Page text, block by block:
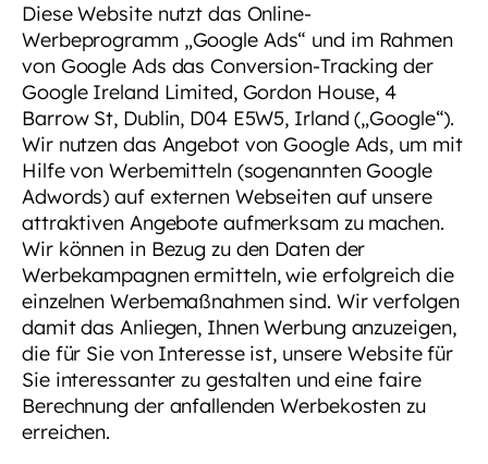
Diese Website nutzt das Online-
Werbeprogramm „Google Ads“ und im Rahmen
von Google Ads das Conversion-Tracking der
Google Ireland Limited, Gordon House, 4
Barrow St, Dublin, D04 E5W5, Irland („Google“).
Wir nutzen das Angebot von Google Ads, um mit
Hilfe von Werbemitteln (sogenannten Google
Adwords) auf externen Webseiten auf unsere
attraktiven Angebote aufmerksam zu machen.
Wir können in Bezug zu den Daten der
Werbekampagnen ermitteln, wie erfolgreich die
einzelnen Werbemaßnahmen sind. Wir verfolgen
damit das Anliegen, Ihnen Werbung anzuzeigen,
die für Sie von Interesse ist, unsere Website für
Sie interessanter zu gestalten und eine faire
Berechnung der anfallenden Werbekosten zu
erreichen.